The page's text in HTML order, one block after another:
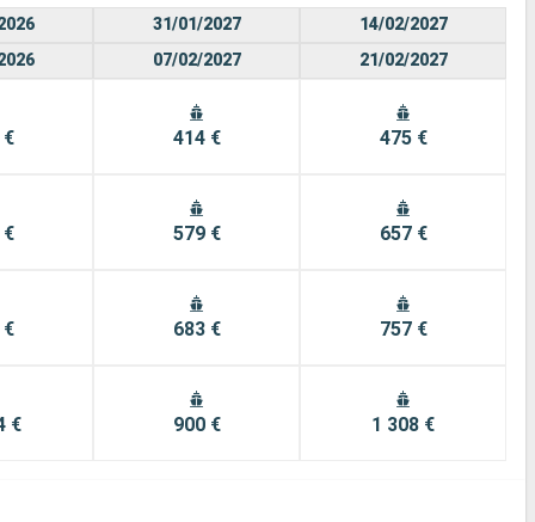
€
€
€
€
31/01/2027
07/02/2027
414 €
579 €
683 €
900 €
14/02/2027
21/02/2027
475 €
657 €
757 €
1 308 €